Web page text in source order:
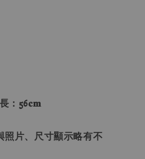
：56𝐜𝐦
片、尺寸顯示略有不